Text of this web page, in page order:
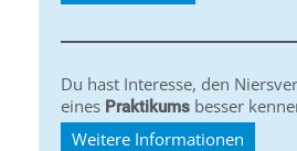
Du hast Interesse, den
eines Praktikums besser
Weitere Informationen